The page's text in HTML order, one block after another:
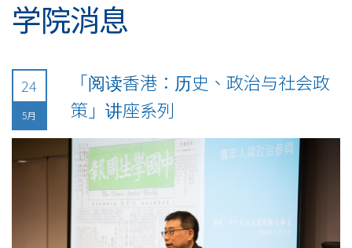
学院消息
24
5月
「阅读香港：历史、政治与社会政
策」讲座系列